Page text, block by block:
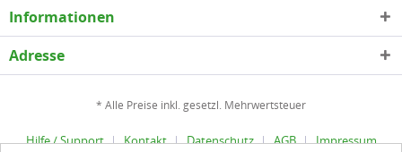
Informationen
Adresse
* Alle Preise inkl. gesetzl. Mehrwertsteuer
Hilfe / Support Kontakt Datenschutz AGB Impressum